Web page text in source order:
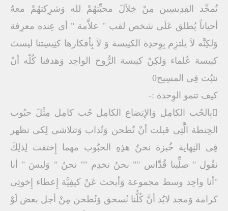
تُمجِّد القِدِيسِين مِنْ خِلاَلَ محبِّتهُمْ لله وَشرِكتهُمْ معهُ
أحياناً يُطلق عَلَى شخص لقب " علاَّمة " أى عِنده معرِفة
وَلكِنَّه لاَ يلتزِم بِوِحدِة الكنِيسة وَ لاَ بِأفكارها كنِيسِتنا ليستَ
كنِيسة عُلماء وَلكِنْ كنِيسة الرُّوح الواحِد وَهدفنا كُلّه أنْ
نثبُت فِى المسِيح0
كيف تنمو الوِحدة :-
بِالحُب الكامِل وَالإِتِضاع الكامِل حُب كامِل مِثْلَ حبُوب
الحِنطة الَّتِى قبلت أنْ تُطحن وَتُذاب وَتتلاشى لِكى تظهر
فِى النِهاية خُبزة نحنُ هذِهِ الحبُوب مهما إِختفت لِذلِكَ
نقُول " صلِّينا قُدَّاس "" نحنُ نخدِم "" نحنُ " وَليسَ " أنا
"أنا واحِد وسط مجموعة وَأبحث عَنْ كيفِيَّة إِعطاء إِخوتِى
كرامة وَمجد لابُد أنَّ كُلُّنا نُسحق وَنُطحن مِنْ أجل بعض لَوْ